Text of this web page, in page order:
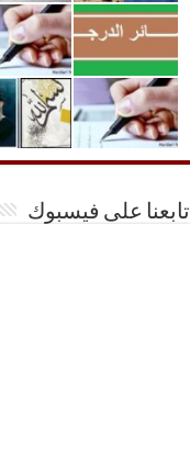
تابعنا على فيسبوك